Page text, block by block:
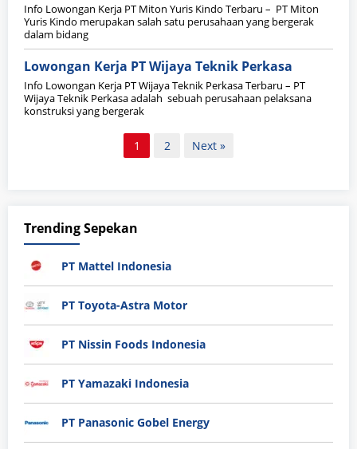
Info Lowongan Kerja PT Miton Yuris Kindo Terbaru – PT Miton
Yuris Kindo merupakan salah satu perusahaan yang bergerak
dalam bidang
Lowongan Kerja PT Wijaya Teknik Perkasa
Info Lowongan Kerja PT Wijaya Teknik Perkasa Terbaru – PT
Wijaya Teknik Perkasa adalah sebuah perusahaan pelaksana
konstruksi yang bergerak
1 2 Next »
Trending Sepekan
PT Mattel Indonesia
PT Toyota-Astra Motor
PT Nissin Foods Indonesia
PT Yamazaki Indonesia
PT Panasonic Gobel Energy